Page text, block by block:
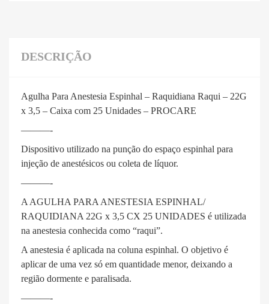
DESCRIÇÃO
Agulha Para Anestesia Espinhal – Raquidiana Raqui – 22G
x 3,5 – Caixa com 25 Unidades – PROCARE
———-
Dispositivo utilizado na punção do espaço espinhal para
injeção de anestésicos ou coleta de líquor.
———-
A AGULHA PARA ANESTESIA ESPINHAL/
RAQUIDIANA 22G x 3,5 CX 25 UNIDADES é utilizada
na anestesia conhecida como “raqui”.
A anestesia é aplicada na coluna espinhal. O objetivo é
aplicar de uma vez só em quantidade menor, deixando a
região dormente e paralisada.
———-